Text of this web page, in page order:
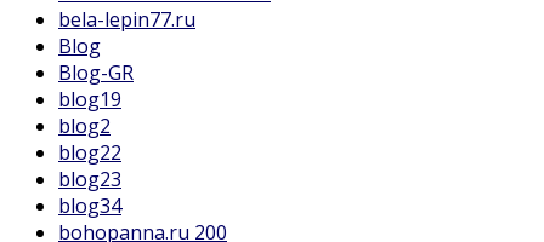
bela-lepin77.ru
Blog
Blog-GR
blog19
blog2
blog22
blog23
blog34
bohopanna.ru 200